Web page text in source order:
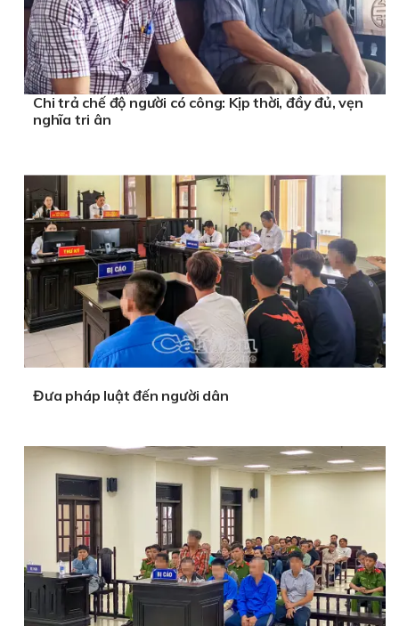
Chi trả chế độ người có công: Kịp thời, đầy đủ, vẹn
nghĩa tri ân
Đưa pháp luật đến người dân